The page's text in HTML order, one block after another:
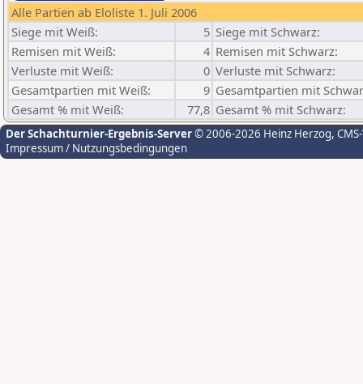
Alle Partien ab Eloliste 1. Juli 2006
Siege mit Weiß:
5 Siege mit Schwarz:
Remisen mit Weiß:
4 Remisen mit Schwarz:
Verluste mit Weiß:
0 Verluste mit Schwarz:
Gesamtpartien mit Weiß:
9 Gesamtpartien mit
Gesamt % mit Weiß:
77,8 Gesamt % mit Schwarz:
Der Schachturnier-Ergebnis-Server© 2006-2026 Heinz Herzog,
Impressum / Nutzungsbedingungen